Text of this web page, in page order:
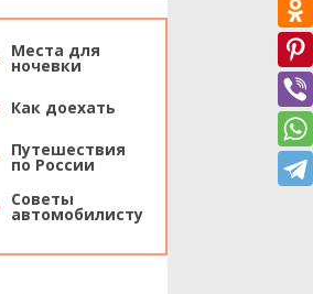
Места для
ночевки
Как доехать
Путешествия
по России
Советы
автомобилисту